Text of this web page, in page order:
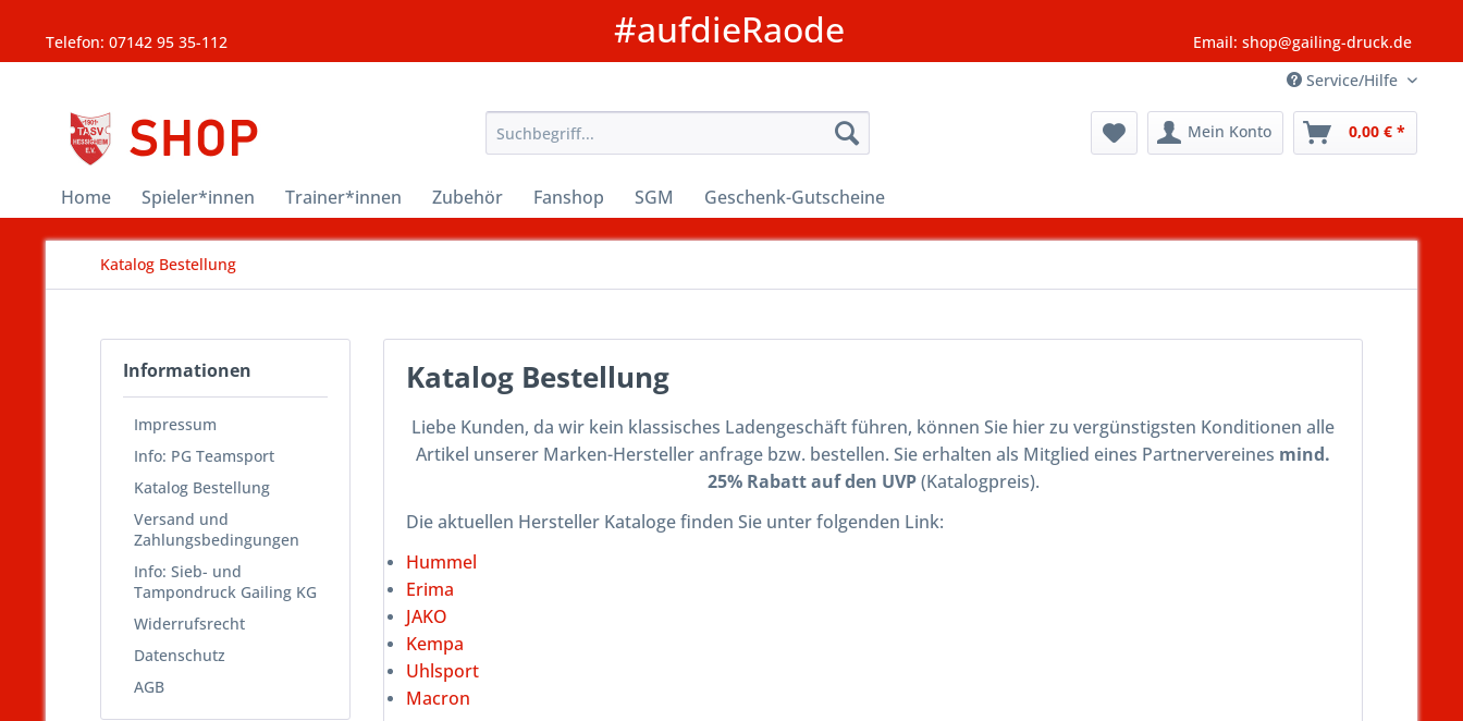
Telefon: 07142 95 35-112 #aufdieRaode
Email: shop@gailing-druck.de
Service/Hilfe
Mein Konto 0,00 € *
Home Spieler*innen Trainer*innen Zubehör Fanshop SGM Geschenk-Gutscheine
Katalog Bestellung
Informationen
Impressum
Info: PG Teamsport
Katalog Bestellung
Versand und
Zahlungsbedingungen
Info: Sieb- und
Tampondruck Gailing KG
Widerrufsrecht
Datenschutz
AGB
Katalog Bestellung
Liebe Kunden, da wir kein klassisches Ladengeschäft führen, können Sie hier zu vergünstigsten Konditionen alle
Artikel unserer Marken-Hersteller anfrage bzw. bestellen. Sie erhalten als Mitglied eines Partnervereines mind.
25% Rabatt auf den UVP(Katalogpreis).
Die aktuellen Hersteller Kataloge finden Sie unter folgenden Link:
Hummel
Erima
JAKO
Kempa
Uhlsport
Macron